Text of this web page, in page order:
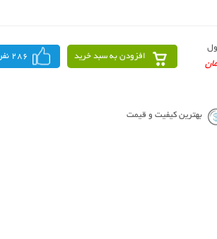
افزودن به سبد خرید 286 نفر
بهترین کیفیت و قیمت